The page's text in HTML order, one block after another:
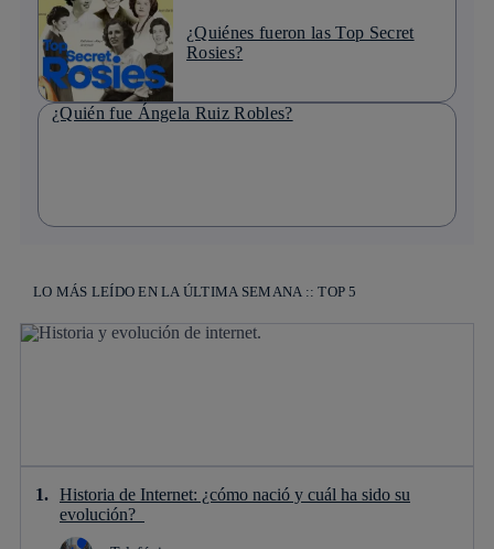
¿Quiénes fueron las Top Secret
Rosies?
¿Quién fue Ángela Ruiz Robles?
LO MÁS LEÍDO EN LA ÚLTIMA SEMANA :: TOP 5
Historia de Internet: ¿cómo nació y cuál ha sido su
evolución?